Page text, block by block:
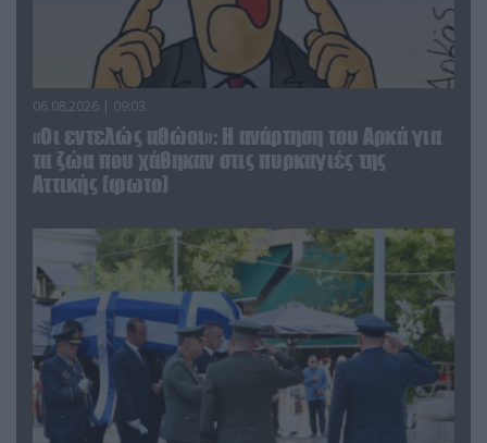
06.08.2026 | 09:03
«Οι εντελώς αθώοι»: Η ανάρτηση του Αρκά για
τα ζώα που χάθηκαν στις πυρκαγιές της
Αττικής (φωτο)